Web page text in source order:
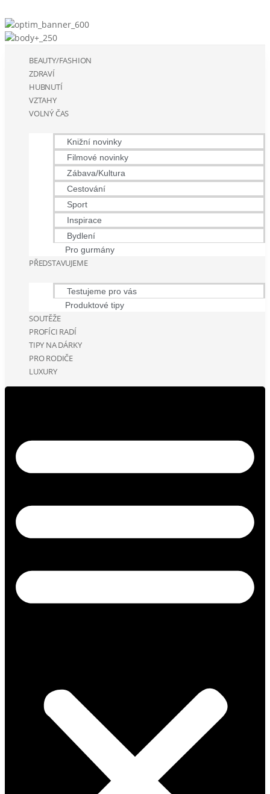
BEAUTY/FASHION
ZDRAVÍ
HUBNUTÍ
VZTAHY
VOLNÝ ČAS
Knižní novinky
Filmové novinky
Zábava/Kultura
Cestování
Sport
Inspirace
Bydlení
Pro gurmány
PŘEDSTAVUJEME
Testujeme pro vás
Produktové tipy
SOUTĚŽE
PROFÍCI RADÍ
TIPY NA DÁRKY
PRO RODIČE
LUXURY